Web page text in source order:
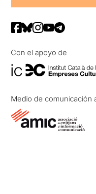
Con el apoyo de
Medio de comunicación